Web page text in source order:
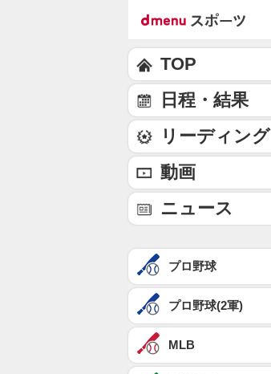
TOP
日程・結果
リーディング
動画
ニュース
プロ野球
プロ野球(2軍)
MLB